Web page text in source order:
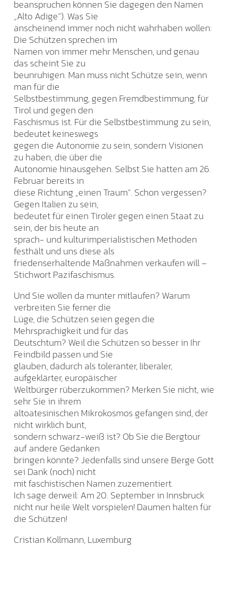
beanspruchen können Sie dagegen den Namen
„Alto Adige“). Was Sie
anscheinend immer noch nicht wahrhaben wollen:
Die Schützen sprechen im
Namen von immer mehr Menschen, und genau
das scheint Sie zu
beunruhigen. Man muss nicht Schütze sein, wenn
man für die
Selbstbestimmung, gegen Fremdbestimmung, für
Tirol und gegen den
Faschismus ist. Für die Selbstbestimmung zu sein,
bedeutet keineswegs
gegen die Autonomie zu sein, sondern Visionen
zu haben, die über die
Autonomie hinausgehen. Selbst Sie hatten am 26.
Februar bereits in
diese Richtung „einen Traum“. Schon vergessen?
Gegen Italien zu sein,
bedeutet für einen Tiroler gegen einen Staat zu
sein, der bis heute an
sprach- und kulturimperialistischen Methoden
festhält und uns diese als
friedenserhaltende Maßnahmen verkaufen will –
Stichwort Pazifaschismus.
Und Sie wollen da munter mitlaufen? Warum
verbreiten Sie ferner die
Lüge, die Schützen seien gegen die
Mehrsprachigkeit und für das
Deutschtum? Weil die Schützen so besser in Ihr
Feindbild passen und Sie
glauben, dadurch als toleranter, liberaler,
aufgeklärter, europäischer
Weltbürger rüberzukommen? Merken Sie nicht, wie
sehr Sie in ihrem
altoatesinischen Mikrokosmos gefangen sind, der
nicht wirklich bunt,
sondern schwarz-weiß ist? Ob Sie die Bergtour
auf andere Gedanken
bringen könnte? Jedenfalls sind unsere Berge Gott
sei Dank (noch) nicht
mit faschistischen Namen zuzementiert.
Ich sage derweil: Am 20. September in Innsbruck
nicht nur heile Welt vorspielen! Daumen halten für
die Schützen!
Cristian Kollmann, Luxemburg